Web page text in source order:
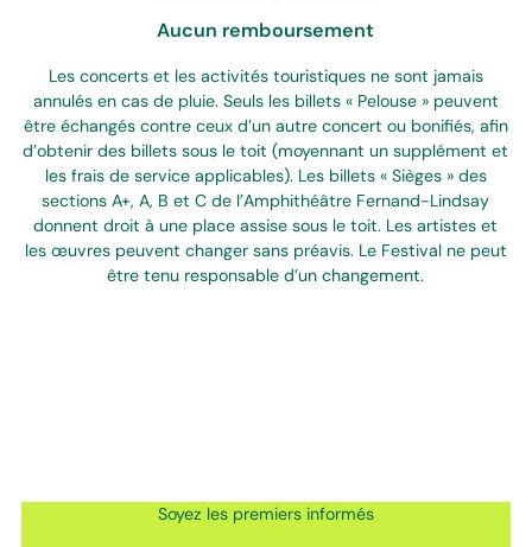
Aucun remboursement
Les concerts et les activités touristiques ne sont jamais
annulés en cas de pluie. Seuls les billets « Pelouse » peuvent
être échangés contre ceux d’un autre concert ou bonifiés, afin
d’obtenir des billets sous le toit (moyennant un supplément et
les frais de service applicables). Les billets « Sièges » des
sections A+, A, B et C de l’Amphithéâtre Fernand-Lindsay
donnent droit à une place assise sous le toit. Les artistes et
les œuvres peuvent changer sans préavis. Le Festival ne peut
être tenu responsable d’un changement.
Soyez les premiers informés